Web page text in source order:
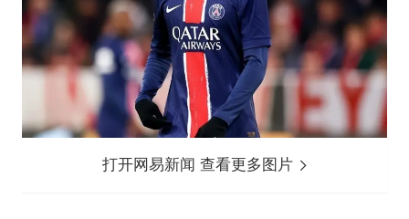
打开网易新闻 查看更多图片